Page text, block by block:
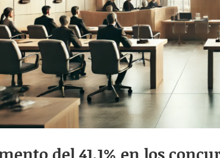
del 41,1% en los